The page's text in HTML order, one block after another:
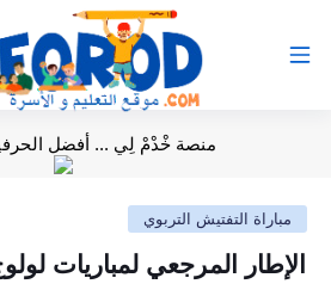
منصة خْدْمْ لِي ... أفضل
مباراة التفتيش التربوي
الإطار المرجعي لمباريات